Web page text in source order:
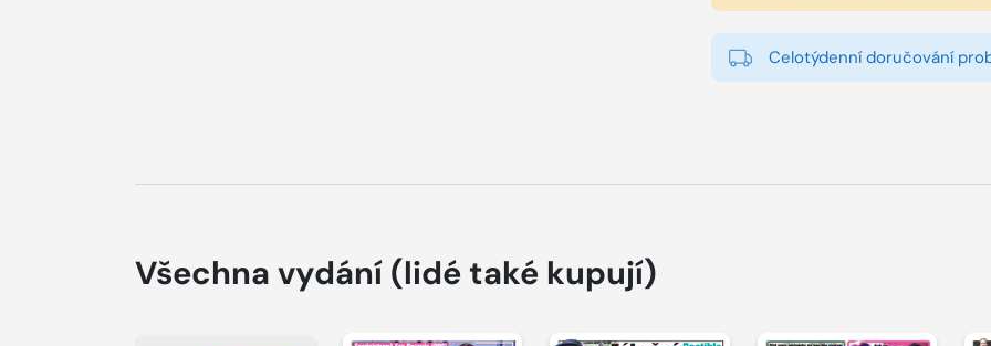
Celotýdenní doručování
Všechna vydání (lidé také kupují)